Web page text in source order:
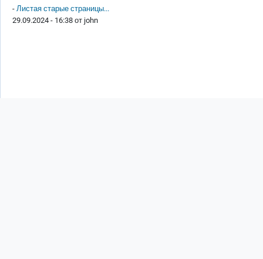
- Листая старые страницы...
29.09.2024 - 16:38 от john